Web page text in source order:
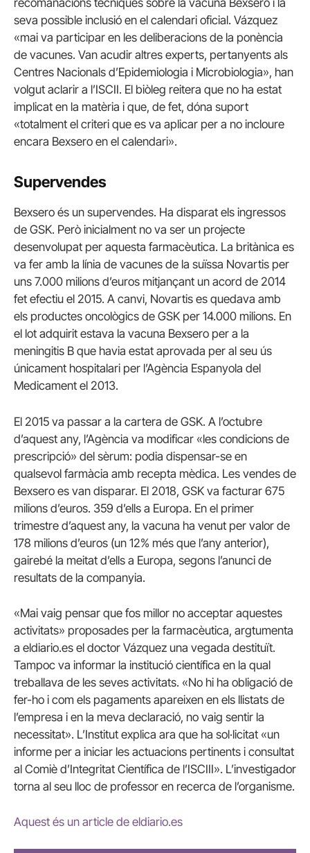
seva possible inclusió en el calendari oficial. Vázquez
«mai va participar en les deliberacions de la ponència
de vacunes. Van acudir altres experts, pertanyents als
Centres Nacionals d’Epidemiologia i Microbiologia», han
volgut aclarir a l’ISCII. El biòleg reitera que no ha estat
implicat en la matèria i que, de fet, dóna suport
«totalment el criteri que es va aplicar per a no incloure
encara Bexsero en el calendari».
Supervendes
Bexsero és un supervendes. Ha disparat els ingressos
de GSK. Però inicialment no va ser un projecte
desenvolupat per aquesta farmacèutica. La britànica es
va fer amb la línia de vacunes de la suïssa Novartis per
uns 7.000 milions d’euros mitjançant un acord de 2014
fet efectiu el 2015. A canvi, Novartis es quedava amb
els productes oncològics de GSK per 14.000 milions. En
el lot adquirit estava la vacuna Bexsero per a la
meningitis B que havia estat aprovada per al seu ús
únicament hospitalari per l’Agència Espanyola del
Medicament el 2013.
El 2015 va passar a la cartera de GSK. A l’octubre
d’aquest any, l’Agència va modificar «les condicions de
prescripció» del sèrum: podia dispensar-se en
qualsevol farmàcia amb recepta mèdica. Les vendes de
Bexsero es van disparar. El 2018, GSK va facturar 675
milions d’euros. 359 d’ells a Europa. En el primer
trimestre d’aquest any, la vacuna ha venut per valor de
178 milions d’euros (un 12% més que l’any anterior),
gairebé la meitat d’ells a Europa, segons l’anunci de
resultats de la companyia.
«Mai vaig pensar que fos millor no acceptar aquestes
activitats» proposades per la farmacèutica, argtumenta
a eldiario.es el doctor Vázquez una vegada destituït.
Tampoc va informar la institució científica en la qual
treballava de les seves activitats. «No hi ha obligació de
fer-ho i com els pagaments apareixen en els llistats de
l’empresa i en la meva declaració, no vaig sentir la
necessitat». L’Institut explica ara que ha sol·licitat «un
informe per a iniciar les actuacions pertinents i consultat
al Comiè d’Integritat Científica de l’ISCIII». L’investigador
torna al seu lloc de professor en recerca de l’organisme.
Aquest és un article de eldiario.es